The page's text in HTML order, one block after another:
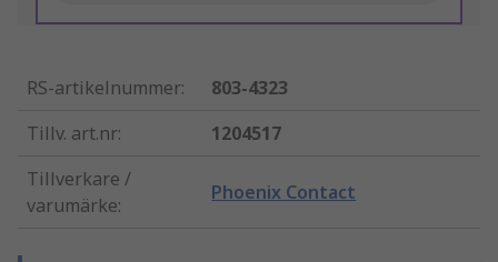
RS-artikelnummer:
803-4323
Tillv. art.nr:
1204517
Tillverkare /
varumärke:
Phoenix Contact